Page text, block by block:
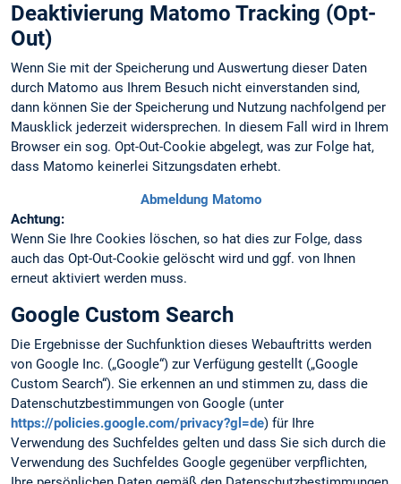
Deaktivierung Matomo Tracking (Opt-
Out)
Wenn Sie mit der Speicherung und Auswertung dieser Daten
durch Matomo aus Ihrem Besuch nicht einverstanden sind,
dann können Sie der Speicherung und Nutzung nachfolgend per
Mausklick jederzeit widersprechen. In diesem Fall wird in Ihrem
Browser ein sog. Opt-Out-Cookie abgelegt, was zur Folge hat,
dass Matomo keinerlei Sitzungsdaten erhebt.
Abmeldung Matomo
Achtung:
Wenn Sie Ihre Cookies löschen, so hat dies zur Folge, dass
auch das Opt-Out-Cookie gelöscht wird und ggf. von Ihnen
erneut aktiviert werden muss.
Google Custom Search
Die Ergebnisse der Suchfunktion dieses Webauftritts werden
von Google Inc. („Google“) zur Verfügung gestellt („Google
Custom Search“). Sie erkennen an und stimmen zu, dass die
Datenschutzbestimmungen von Google (unter
https://policies.google.com/privacy?gl=de) für Ihre
Verwendung des Suchfeldes gelten und dass Sie sich durch die
Verwendung des Suchfeldes Google gegenüber verpflichten,